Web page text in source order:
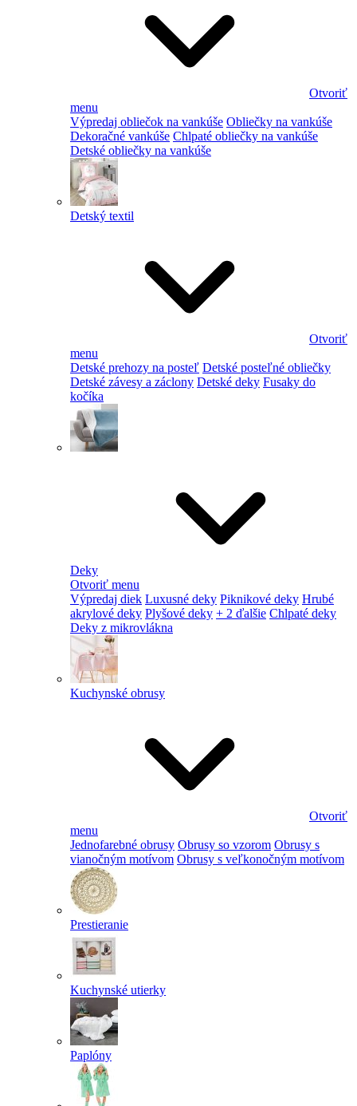
Otvoriť
menu
Výpredaj obliečok na vankúše Obliečky na vankúše
Dekoračné vankúše Chlpaté obliečky na vankúše
Detské obliečky na vankúše
Detský textil
Otvoriť
menu
Detské prehozy na posteľ Detské posteľné obliečky
Detské závesy a záclony Detské deky Fusaky do
kočíka
Deky
Otvoriť menu
Výpredaj diek Luxusné deky Piknikové deky Hrubé
akrylové deky Plyšové deky + 2 ďalšie Chlpaté deky
Deky z mikrovlákna
Kuchynské obrusy
Otvoriť
menu
Jednofarebné obrusy Obrusy so vzorom Obrusy s
vianočným motívom Obrusy s veľkonočným motívom
Prestieranie
Kuchynské utierky
Paplóny